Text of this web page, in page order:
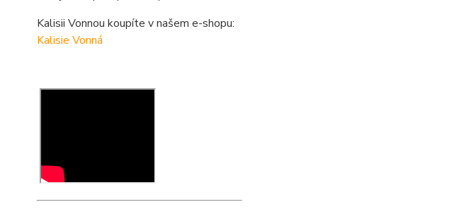
Kalisii Vonnou koupíte v našem e-shopu:
Kalisie Vonná